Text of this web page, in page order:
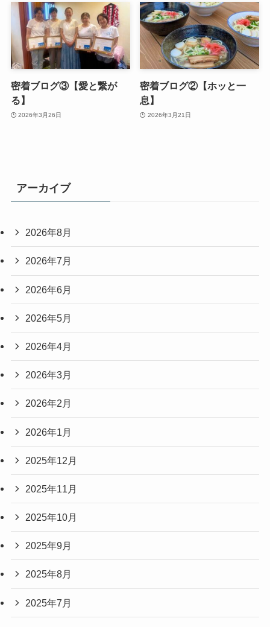
密着ブログ③【愛と繋が
る】
2026年3月26日
密着ブログ②【ホッと一
息】
2026年3月21日
アーカイブ
2026年8月
2026年7月
2026年6月
2026年5月
2026年4月
2026年3月
2026年2月
2026年1月
2025年12月
2025年11月
2025年10月
2025年9月
2025年8月
2025年7月